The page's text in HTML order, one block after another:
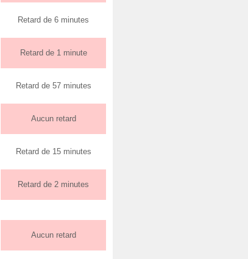
Retard de 6 minutes
Retard de 1 minute
Retard de 57 minutes
Aucun retard
Retard de 15 minutes
Retard de 2 minutes
Aucun retard